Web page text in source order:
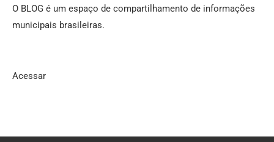
O BLOG é um espaço de compartilhamento de informações
municipais brasileiras.
Acessar